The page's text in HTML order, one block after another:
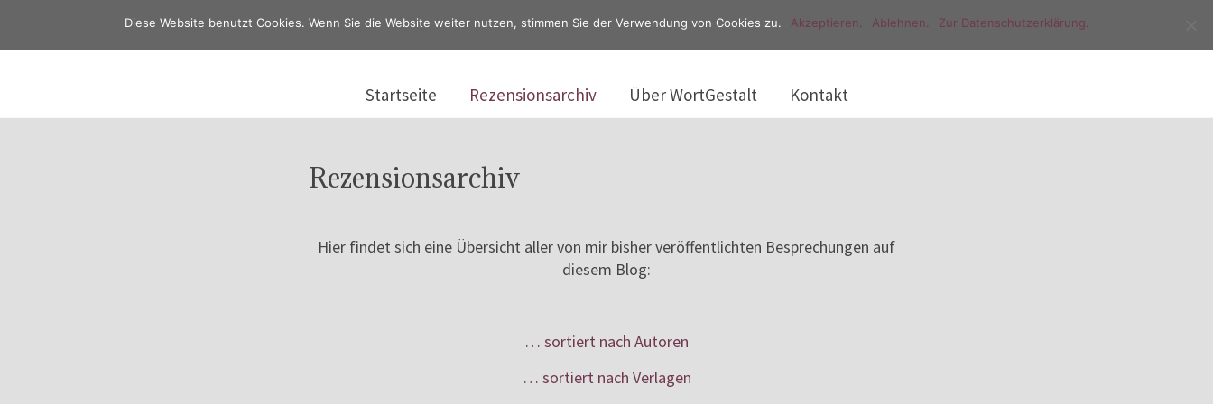
Startseite Rezensionsarchiv Über WortGestalt Kontakt
Rezensionsarchiv
Hier findet sich eine Übersicht aller von mir bisher veröffentlichten Besprechungen auf
diesem Blog:
… sortiert nach Autoren
… sortiert nach Verlagen
Diese Website benutzt Cookies. Wenn Sie die Website weiter nutzen, stimmen Sie der Verwendung von Cookies zu. Akzeptieren. Ablehnen. Zur Datenschutzerklärung.